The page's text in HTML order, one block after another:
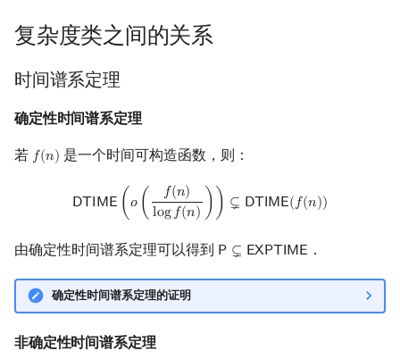
复杂度类之间的关系
时间谱系定理
确定性时间谱系定理
若 𝑓(𝑛)
f(n) 是一个时间可构造函数，则：
𝖣𝖳 𝖨𝖬𝖤 ( 𝑜 ( 𝑓(𝑛)
log𝑓(𝑛) ) ) ⊊ 𝖣𝖳 𝖨𝖬𝖤(𝑓(𝑛))
DTIME o( n)log n) )) DTIME (f(n )
由确定性时间谱系定理可以得到 𝖯 ⊊ 𝖤𝖷𝖯𝖳 𝖨𝖬𝖤
P⊊EXPTIME ．
确定性时间谱系定理的证明
非确定性时间谱系定理